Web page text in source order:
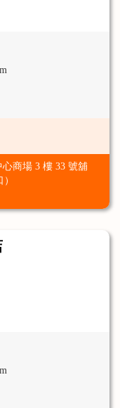
商場 3 樓 33 號舖